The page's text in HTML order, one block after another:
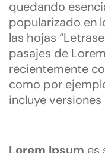
quedando
popularizado en
las hojas
pasajes de
recientemente
como por
incluye